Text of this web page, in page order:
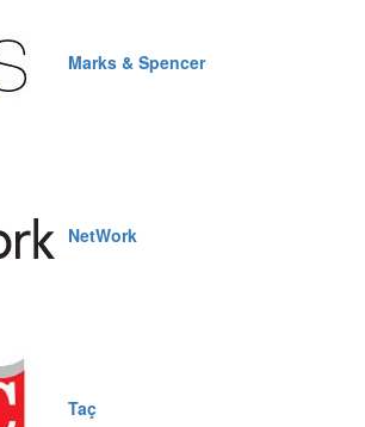
Marks & Spencer
NetWork
Taç